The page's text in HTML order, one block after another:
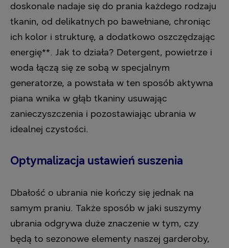
doskonale nadaje się do prania każdego rodzaju
tkanin, od delikatnych po bawełniane, chroniąc
ich kolor i strukturę, a dodatkowo oszczędzając
energię**. Jak to działa? Detergent, powietrze i
woda łączą się ze sobą w specjalnym
generatorze, a powstała w ten sposób aktywna
piana wnika w głąb tkaniny usuwając
zanieczyszczenia i pozostawiając ubrania w
idealnej czystości.
Optymalizacja ustawień suszenia
Dbałość o ubrania nie kończy się jednak na
samym praniu. Także sposób w jaki suszymy
ubrania odgrywa duże znaczenie w tym, czy
będą to sezonowe elementy naszej garderoby,